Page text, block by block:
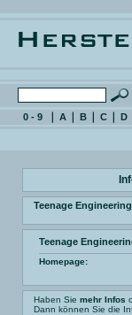
0 - 9 A B C D
Teenage Engineering
Teenage
Homepage:
Haben Sie mehr Infos
Dann können Sie die